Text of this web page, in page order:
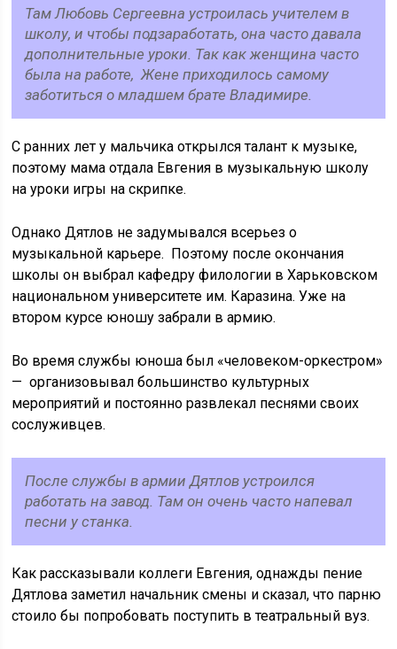
Там Любовь Сергеевна устроилась учителем в
школу, и чтобы подзаработать, она часто давала
дополнительные уроки. Так как женщина часто
была на работе, Жене приходилось самому
заботиться о младшем брате Владимире.
С ранних лет у мальчика открылся талант к музыке,
поэтому мама отдала Евгения в музыкальную школу
на уроки игры на скрипке.
Однако Дятлов не задумывался всерьез о
музыкальной карьере. Поэтому после окончания
школы он выбрал кафедру филологии в Харьковском
национальном университете им. Каразина. Уже на
втором курсе юношу забрали в армию.
Во время службы юноша был «человеком-оркестром»
— организовывал большинство культурных
мероприятий и постоянно развлекал песнями своих
сослуживцев.
После службы в армии Дятлов устроился
работать на завод. Там он очень часто напевал
песни у станка.
Как рассказывали коллеги Евгения, однажды пение
Дятлова заметил начальник смены и сказал, что парню
стоило бы попробовать поступить в театральный вуз.